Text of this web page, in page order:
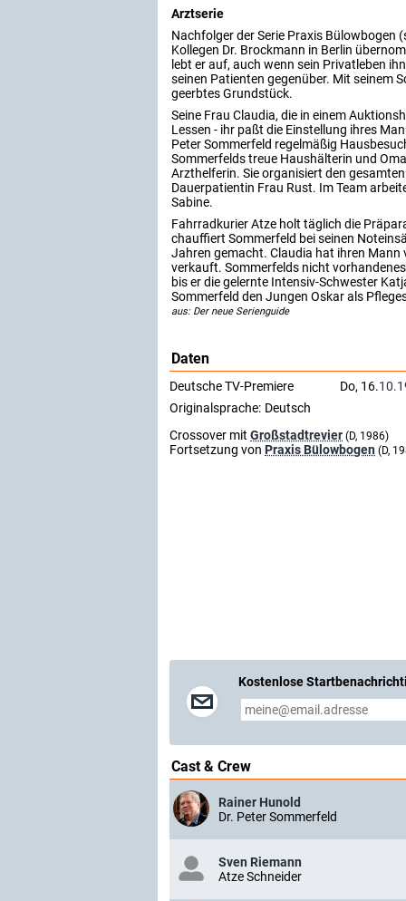
Arztserie
Nachfolger der Serie Praxis Bülowbogen
Kollegen Dr. Brockmann in Berlin
lebt er auf, auch wenn sein Privatleben
seinen Patienten gegenüber. Mit seinem
geerbtes Grundstück.
Seine Frau Claudia, die in einem
Lessen - ihr paßt die Einstellung ihres
Peter Sommerfeld regelmäßig
Sommerfelds treue Haushälterin und
Arzthelferin. Sie organisiert den
Dauerpatientin Frau Rust. Im Team
Sabine.
Fahrradkurier Atze holt täglich die
chauffiert Sommerfeld bei seinen
Jahren gemacht. Claudia hat ihren Mann
verkauft. Sommerfelds nicht
bis er die gelernte Intensiv-Schwester
Sommerfeld den Jungen Oskar als
aus: Der neue Serienguide
Daten
Deutsche TV-Premiere Do, 16.
Originalsprache: Deutsch
Crossover mit Großstadtrevier (D, 1986)
Fortsetzung von Praxis Bülowbogen (D,
Kostenlose
Cast & Crew
Rainer Hunold
Dr. Peter Sommerfeld
Sven Riemann
Atze Schneider